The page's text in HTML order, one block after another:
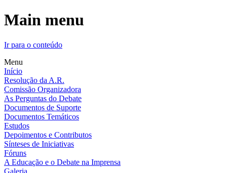
Main menu
Ir para o conteúdo
Menu
Início
Resolução da A.R.
Comissão Organizadora
As Perguntas do Debate
Documentos de Suporte
Documentos Temáticos
Estudos
Depoimentos e Contributos
Sínteses de Iniciativas
Fóruns
A Educação e o Debate na Imprensa
Galeria